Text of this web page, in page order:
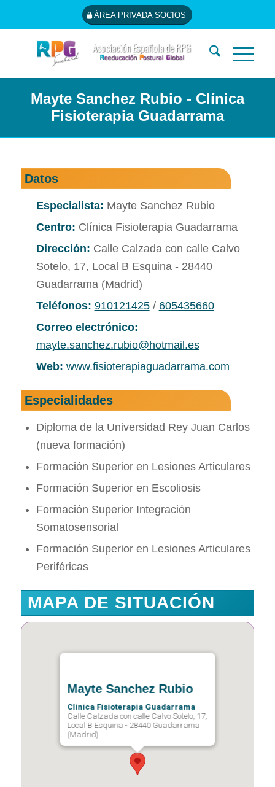
ÁREA PRIVADA SOCIOS
Mayte Sanchez Rubio - Clínica
Fisioterapia Guadarrama
Datos
Especialista: Mayte Sanchez Rubio
Centro: Clínica Fisioterapia Guadarrama
Dirección: Calle Calzada con calle Calvo
Sotelo, 17, Local B Esquina - 28440
Guadarrama (Madrid)
Teléfonos: 910121425/ 605435660
Correo electrónico:
mayte.sanchez.rubio@hotmail.es
Web: www.fisioterapiaguadarrama.com
Especialidades
Diploma de la Universidad Rey Juan Carlos
(nueva formación)
Formación Superior en Lesiones Articulares
Formación Superior en Escoliosis
Formación Superior Integración
Somatosensorial
Formación Superior en Lesiones Articulares
Periféricas
MAPA DE SITUACIÓN
Mayte Sanchez Rubio
Clínica Fisioterapia Guadarrama
Calle Calzada con calle Calvo Sotelo, 17,
Local B Esquina - 28440 Guadarrama
(Madrid)